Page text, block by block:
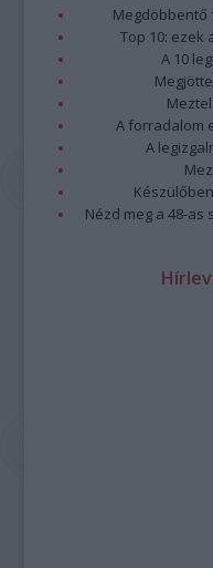
Top 10: ezek
A 10
A forradalom
A
Nézd meg a 48-